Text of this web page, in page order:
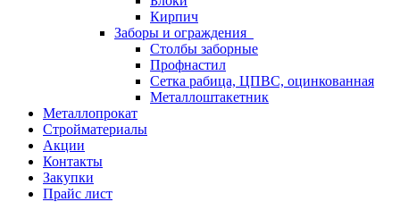
Кирпич
Заборы и ограждения
Столбы заборные
Профнастил
Сетка рабица, ЦПВС, оцинкованная
Металлоштакетник
Металлопрокат
Стройматериалы
Акции
Контакты
Закупки
Прайс лист